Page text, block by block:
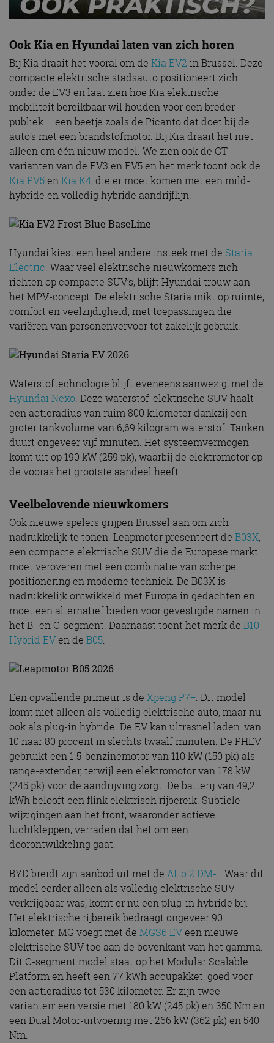
Ook Kia en Hyundai laten van zich horen
Bij Kia draait het vooral om de Kia EV2 in Brussel. Deze
compacte elektrische stadsauto positioneert zich
onder de EV3 en laat zien hoe Kia elektrische
mobiliteit bereikbaar wil houden voor een breder
publiek – een beetje zoals de Picanto dat doet bij de
auto’s met een brandstofmotor. Bij Kia draait het niet
alleen om één nieuw model. We zien ook de GT-
varianten van de EV3 en EV5 en het merk toont ook de
Kia PV5enKia K4, die er moet komen met een mild-
hybride en volledig hybride aandrijflijn.
Hyundai kiest een heel andere insteek met de Staria
Electric. Waar veel elektrische nieuwkomers zich
richten op compacte SUV’s, blijft Hyundai trouw aan
het MPV-concept. De elektrische Staria mikt op ruimte,
comfort en veelzijdigheid, met toepassingen die
variëren van personenvervoer tot zakelijk gebruik.
Waterstoftechnologie blijft eveneens aanwezig, met de
Hyundai Nexo. Deze waterstof-elektrische SUV haalt
een actieradius van ruim 800 kilometer dankzij een
groter tankvolume van 6,69 kilogram waterstof. Tanken
duurt ongeveer vijf minuten. Het systeemvermogen
komt uit op 190 kW (259 pk), waarbij de elektromotor op
de vooras het grootste aandeel heeft.
Veelbelovende nieuwkomers
Ook nieuwe spelers grijpen Brussel aan om zich
nadrukkelijk te tonen. Leapmotor presenteert de B03X,
een compacte elektrische SUV die de Europese markt
moet veroveren met een combinatie van scherpe
positionering en moderne techniek. De B03X is
nadrukkelijk ontwikkeld met Europa in gedachten en
moet een alternatief bieden voor gevestigde namen in
het B- en C-segment. Daarnaast toont het merk de B10
Hybrid EVen de B05.
Een opvallende primeur is de Xpeng P7+. Dit model
komt niet alleen als volledig elektrische auto, maar nu
ook als plug-in hybride. De EV kan ultrasnel laden: van
10 naar 80 procent in slechts twaalf minuten. De PHEV
gebruikt een 1.5-benzinemotor van 110 kW (150 pk) als
range-extender, terwijl een elektromotor van 178 kW
(245 pk) voor de aandrijving zorgt. De batterij van 49,2
kWh belooft een flink elektrisch rijbereik. Subtiele
wijzigingen aan het front, waaronder actieve
luchtkleppen, verraden dat het om een
doorontwikkeling gaat.
BYD breidt zijn aanbod uit met de Atto 2 DM-i. Waar dit
model eerder alleen als volledig elektrische SUV
verkrijgbaar was, komt er nu een plug-in hybride bij.
Het elektrische rijbereik bedraagt ongeveer 90
kilometer. MG voegt met de MGS6 EVeen nieuwe
elektrische SUV toe aan de bovenkant van het gamma.
Dit C-segment model staat op het Modular Scalable
Platform en heeft een 77 kWh accupakket, goed voor
een actieradius tot 530 kilometer. Er zijn twee
varianten: een versie met 180 kW (245 pk) en 350 Nm en
een Dual Motor-uitvoering met 266 kW (362 pk) en 540
Nm.